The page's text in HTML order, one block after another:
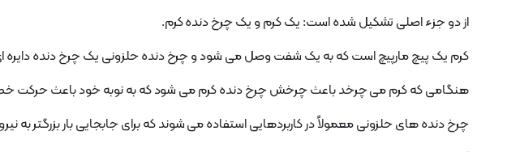
از دو جزء اصلی تشکیل شده است: یک کرم و یک چرخ دنده کرم.
کرم یک پیچ مارپیچ است که به یک شفت وصل می شود و چرخ دنده حلزونی یک چرخ دنده
هنگامی که کرم می چرخد ​​باعث چرخش چرخ دنده کرم می شود که به نوبه خود باعث
چرخ دنده های حلزونی معمولاً در کاربردهایی استفاده می شوند که برای جابجایی بار بزرگتر به